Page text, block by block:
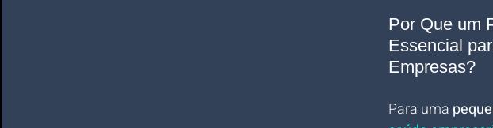
Por Que um
Essencial
Empresas?
Para uma